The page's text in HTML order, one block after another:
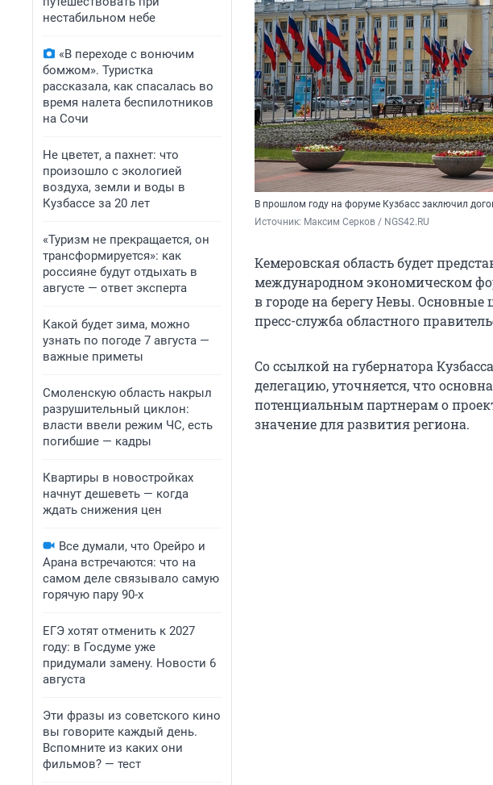
нестабильном небе
«В переходе с вонючим
бомжом». Туристка
рассказала, как спасалась во
время налета беспилотников
на Сочи
Не цветет, а пахнет: что
произошло с экологией
воздуха, земли и воды в
Кузбассе за 20 лет
«Туризм не прекращается, он
трансформируется»: как
россияне будут отдыхать в
августе — ответ эксперта
Какой будет зима, можно
узнать по погоде 7 августа —
важные приметы
Смоленскую область накрыл
разрушительный циклон:
власти ввели режим ЧС, есть
погибшие — кадры
Квартиры в новостройках
начнут дешеветь — когда
ждать снижения цен
Все думали, что Орейро и
Арана встречаются: что на
самом деле связывало самую
горячую пару 90-х
ЕГЭ хотят отменить к 2027
году: в Госдуме уже
придумали замену. Новости 6
августа
Эти фразы из советского кино
вы говорите каждый день.
Вспомните из каких они
фильмов? — тест
В прошлом году на форуме Кузбасс заключил
Источник: Максим Серков / NGS42.RU
Кемеровская область будет
международном экономическом
в городе на берегу Невы. Основные
пресс-служба областного
Со ссылкой на губернатора
делегацию, уточняется, что
потенциальным партнерам о
значение для развития региона.